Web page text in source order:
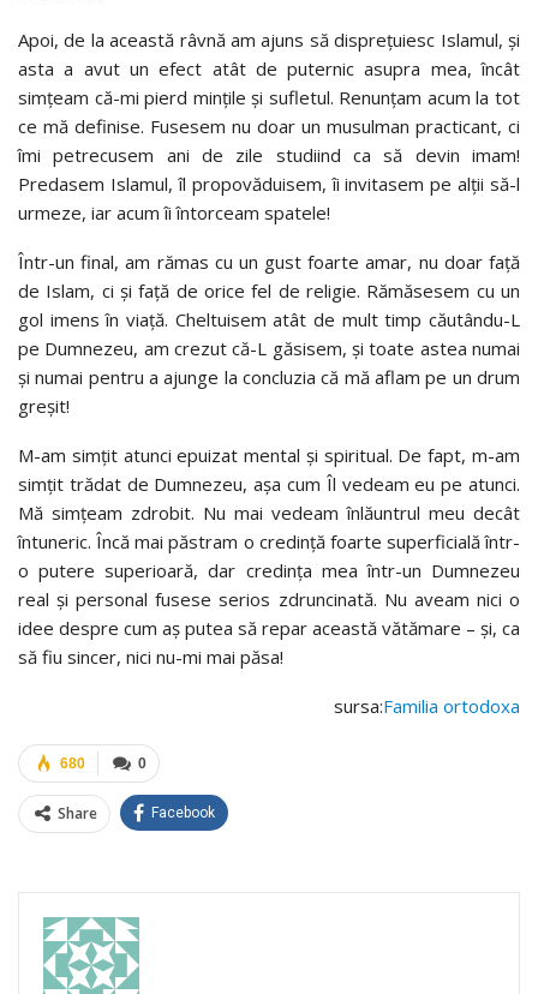
Apoi, de la această râvnă am ajuns să disprețuiesc Islamul, și
asta a avut un efect atât de puternic asupra mea, încât
simțeam că-mi pierd mințile și sufletul. Renunțam acum la tot
ce mă definise. Fusesem nu doar un musulman practicant, ci
îmi petrecusem ani de zile studiind ca să devin imam!
Predasem Islamul, îl propovăduisem, îi invitasem pe alții să-l
urmeze, iar acum îi întorceam spatele!
Într-un final, am rămas cu un gust foarte amar, nu doar față
de Islam, ci și față de orice fel de religie. Rămăsesem cu un
gol imens în viață. Cheltuisem atât de mult timp căutându-L
pe Dumnezeu, am crezut că-L găsisem, și toate astea numai
și numai pentru a ajunge la concluzia că mă aflam pe un drum
greșit!
M-am simțit atunci epuizat mental și spiritual. De fapt, m-am
simțit trădat de Dumnezeu, așa cum Îl vedeam eu pe atunci.
Mă simțeam zdrobit. Nu mai vedeam înlăuntrul meu decât
întuneric. Încă mai păstram o credință foarte superficială într-
o putere superioară, dar credința mea într-un Dumnezeu
real și personal fusese serios zdruncinată. Nu aveam nici o
idee despre cum aș putea să repar această vătămare – și, ca
să fiu sincer, nici nu-mi mai păsa!
sursa:Familia ortodoxa
0
680
Share Facebook